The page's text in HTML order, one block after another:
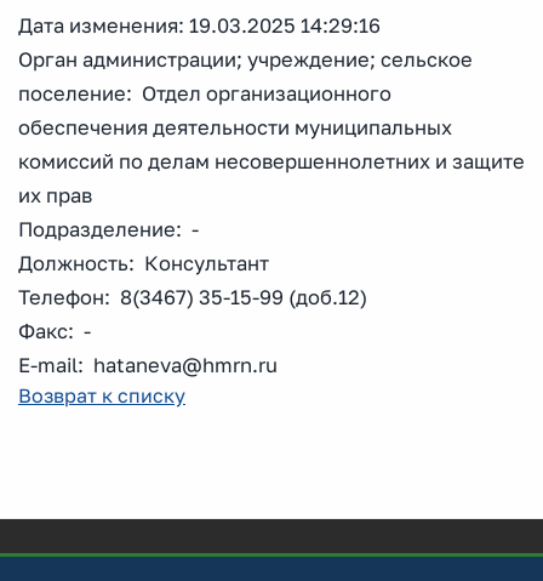
Дата изменения: 19.03.2025 14:29:16
Орган администрации; учреждение; сельское
поселение: Отдел организационного
обеспечения деятельности муниципальных
комиссий по делам несовершеннолетних и защите
их прав
Подразделение: -
Должность: Консультант
Телефон: 8(3467) 35-15-99 (доб.12)
Факс: -
E-mail: hataneva@hmrn.ru
Возврат к списку